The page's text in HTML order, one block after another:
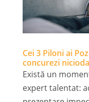
Cei 3 Piloni ai
concurezi
Există un
expert talentat: